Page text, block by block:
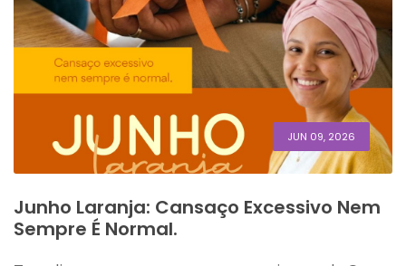
JUN 09, 2026
Junho Laranja: Cansaço Excessivo Nem
Sempre É Normal.